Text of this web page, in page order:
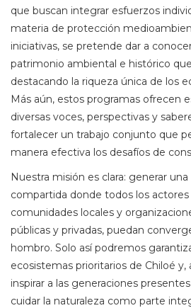
que buscan integrar esfuerzos
materia de protección
iniciativas, se pretende dar a
patrimonio ambiental e histórico
destacando la riqueza única de los
Más aún, estos programas ofrecen
diversas voces, perspectivas y
fortalecer un trabajo conjunto que
manera efectiva los desafíos de
Nuestra misión es clara: generar
compartida donde todos los
comunidades locales y
públicas y privadas, puedan
hombro. Solo así podremos
ecosistemas prioritarios de Chiloé
inspirar a las generaciones
cuidar la naturaleza como parte